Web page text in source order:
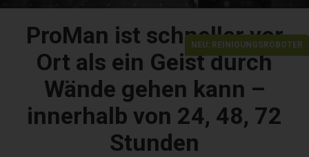
NEU: REINIGUNGSROBOTER
ProMan ist schneller vor
Ort als ein Geist durch
Wände gehen kann –
innerhalb von 24, 48, 72
Stunden